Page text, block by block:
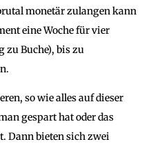
monetär zulangen kann
eine Woche für vier
zu Buche), bis zu
so wie alles auf dieser
gespart hat oder das
Dann bieten sich zwei